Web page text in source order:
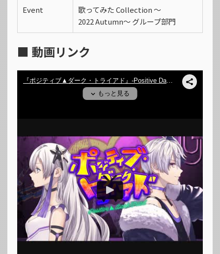
Event
歌ってみた Collection 〜
2022 Autumn〜 グループ部門
■ 動画リンク